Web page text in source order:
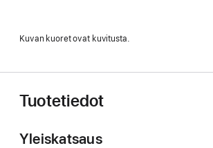
Kuvan kuoret ovat kuvitusta.
Tuotetiedot
Yleiskatsaus